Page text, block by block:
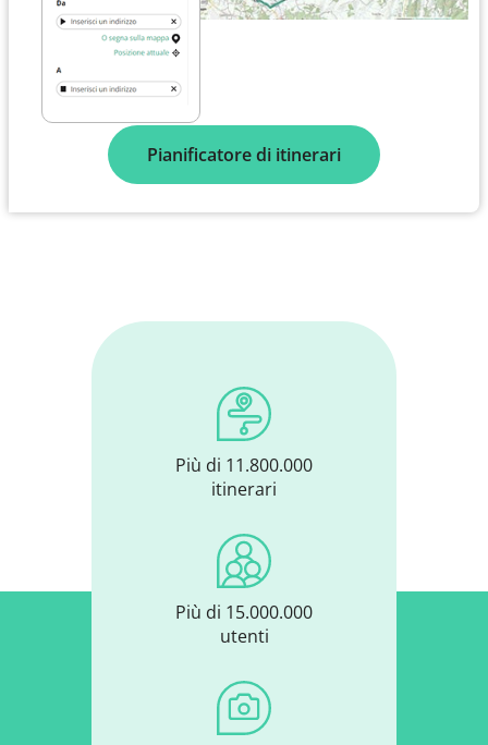
Pianificatore di itinerari
Più di 11.800.000
itinerari
Più di 15.000.000
utenti